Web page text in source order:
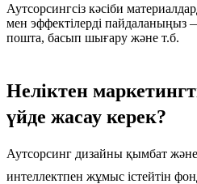
Аутсорсингсіз кәсіби
мен эффектілерді пайдаланыңыз
пошта, басып шығару және т.б.
Неліктен
үйде жасау керек?
Аутсорсинг дизайны қымбат
интеллектпен жұмыс істейтін